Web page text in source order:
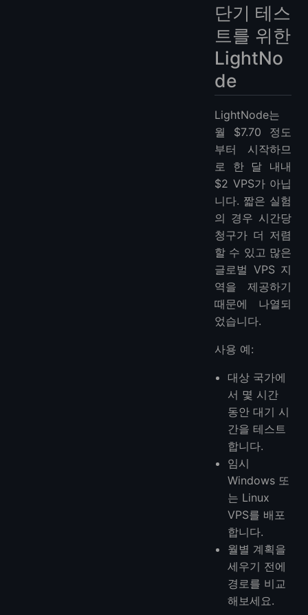
단기 테스
트를 위한
LightNo
de
LightNode는
월 $7.70 정도
부터 시작하므
로 한 달 내내
$2 VPS가 아닙
니다. 짧은 실험
의 경우 시간당
청구가 더 저렴
할 수 있고 많은
글로벌 VPS 지
역을 제공하기
때문에 나열되
었습니다.
사용 예:
대상 국가에
서 몇 시간
동안 대기 시
간을 테스트
합니다.
임시
Windows 또
는 Linux
VPS를 배포
합니다.
월별 계획을
세우기 전에
경로를 비교
해보세요.